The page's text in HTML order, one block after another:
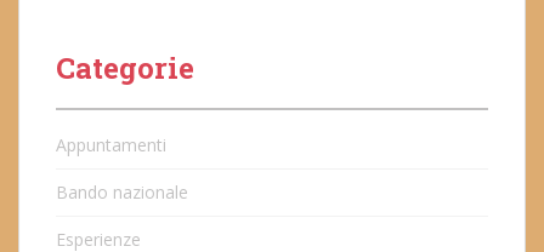
Categorie
Appuntamenti
Bando nazionale
Esperienze